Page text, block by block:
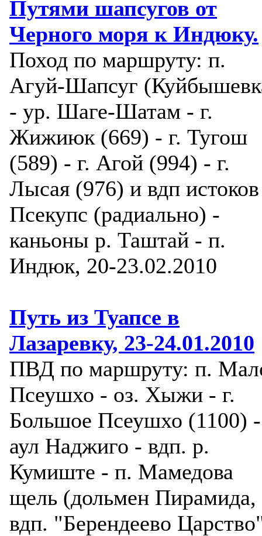
Путями шапсугов от
Черного моря к Индюку.
Поход по маршруту: п.
Агуй-Шапсуг
- ур. Шаге-Шатам - г.
Жижиюк (669) - г. Тугош
(589) - г. Агой (994) - г.
Лысая (976) и вдп
Псекупс (радиально) -
каньоны р. Таштай - п.
Индюк, 20-23.02.2010
Путь из Туапсе в
Лазаревку, 23-24.01.2010
ПВД по маршруту: п.
Псеушхо - оз. Хыжи - г.
Большое Псеушхо (1100) -
аул Наджиго - вдп. р.
Кумиште - п. Мамедова
щель (дольмен Пирамида,
вдп. "Берендеево